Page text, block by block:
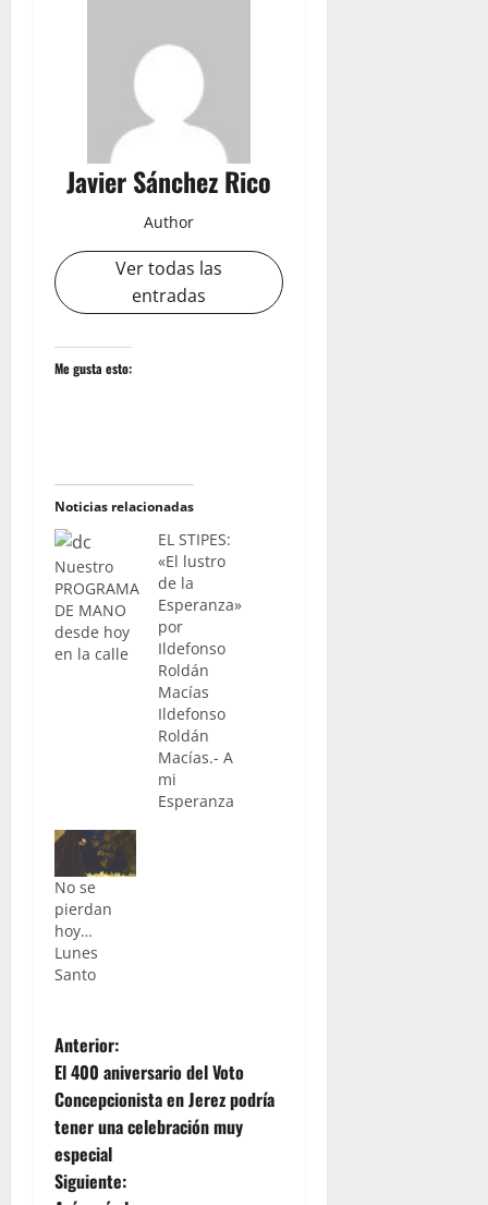
Javier Sánchez Rico
Author
Ver todas las
entradas
Me gusta esto:
Noticias relacionadas
Nuestro
PROGRAMA
DE MANO
desde hoy
en la calle
EL STIPES:
«El lustro
de la
Esperanza»
por
Ildefonso
Roldán
Macías
Ildefonso
Roldán
Macías.- A
mi
Esperanza
ermita de
la yedra,
en el que,
en el
No se
pierdan
hoy…
Lunes
Santo
N
a
v
e
Anterior:
El 400 aniversario del Voto
Concepcionista en Jerez podría
tener una celebración muy
especial
Siguiente: